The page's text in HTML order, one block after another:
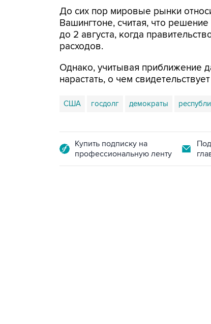
До сих пор мировые рынки
Вашингтоне, считая, что решение
до 2 августа, когда
расходов.
Однако, учитывая приближение
нарастать, о чем
США госдолг демократы
Купить подписку на
профессиональную ленту